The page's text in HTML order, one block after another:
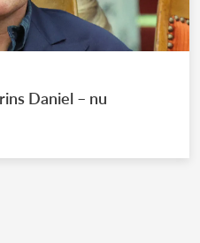
Daniel – nu